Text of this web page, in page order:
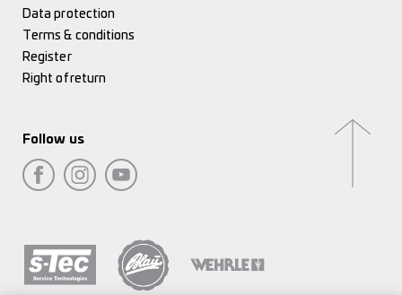
Data protection
Terms & conditions
Register
Right of return
Follow us